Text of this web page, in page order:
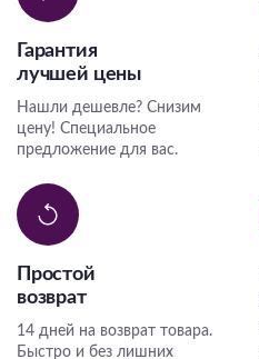
Гарантия
лучшей цены
Нашли дешевле? Снизим
цену! Специальное
предложение для вас.
Простой
возврат
14 дней на возврат товара.
Быстро и без лишних